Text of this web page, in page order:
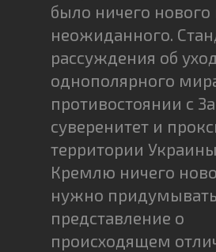
было ничего нового
неожиданного.
рассуждения об
однополярного
противостоянии с
суверенитет и
территории
Кремлю ничего
нужно
представление о
происходящем